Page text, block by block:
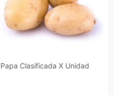
Papa Clasificada X Unidad